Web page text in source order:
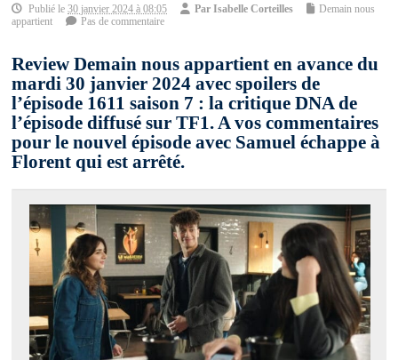
Publié le30 janvier 2024 à 08:05 ParIsabelle Corteilles
Demain nous
appartient
Pas de commentaire
Review Demain nous appartient en avance du
mardi 30 janvier 2024 avec spoilers de
l’épisode 1611 saison 7 : la critique DNA de
l’épisode diffusé sur TF1. A vos commentaires
pour le nouvel épisode avec Samuel échappe à
Florent qui est arrêté.